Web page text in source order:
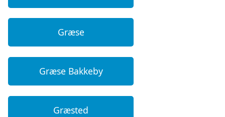
Græse
Græse Bakkeby
Græsted